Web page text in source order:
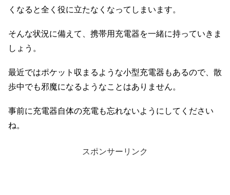
くなると全く役に立たなくなってしまいます。
そんな状況に備えて、携帯用充電器を一緒に持っていきま
しょう。
最近ではポケット収まるような小型充電器もあるので、散
歩中でも邪魔になるようなことはありません。
事前に充電器自体の充電も忘れないようにしてください
ね。
スポンサーリンク